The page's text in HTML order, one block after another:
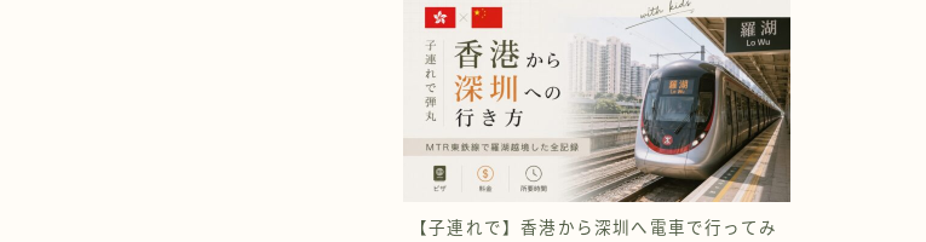
【子連れで】香港から深圳へ電車で行ってみ